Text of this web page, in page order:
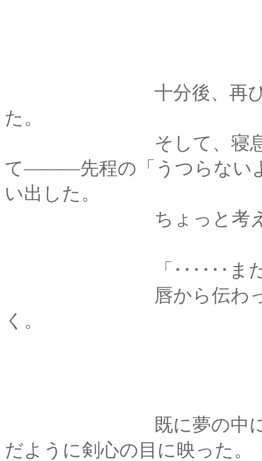
十分後、再び眠った
た。
そして、寝息をたて
て―――先程の「うつらない
い出した。
ちょっと考えてか
「･･････まだちょ
唇から伝わった温度
く。
既に夢の中にいる薫
だように剣心の目に映った。